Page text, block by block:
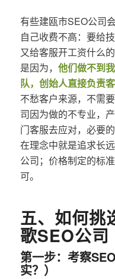
有些建瓯市SEO公司
自己收费不高：要给
又给客服开工资什么
是因为， 他们做不到
队，创始人直接负责
不愁客户来源，不需
司因为做的不专业，
门客服去应对，必要
在理念中就是追求长
公司；价格制定的标
可。
五、如何挑
歌SEO公司
第一步：考察
实？）